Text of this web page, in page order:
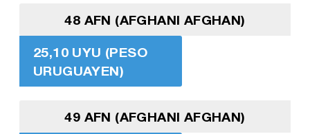
48 AFN (AFGHANI AFGHAN)
25,10 UYU (PESO
URUGUAYEN)
49 AFN (AFGHANI AFGHAN)